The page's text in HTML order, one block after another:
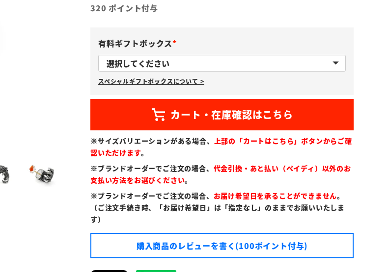
320 ポイント付与
有料ギフトボックス
(
必
スペシャルギフトボックスについて >
※サイズバリエーションがある場合、
上部の「カートはこちら」ボタンからご確
認いただけます。
※ブランドオーダーでご注文の場合、 代金引換・あと払い（ペイディ）以外のお
支払い方法をお選びください。
※ブランドオーダーでご注文の場合、 お届け希望日を承ることができません。
（ご注文手続き時、「お届け希望日」は「指定なし」のままでお願いいたしま
す）
購入商品のレビューを書く(100ポイント付与)